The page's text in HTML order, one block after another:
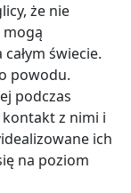
że nie
mogą
świecie.
powodu.
podczas
kontakt z nimi i
ich
na poziom